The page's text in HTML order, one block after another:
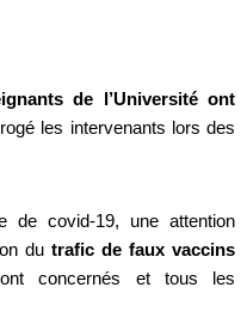
de l’Université ont
les intervenants lors des
de covid-19, une attention
du trafic de faux vaccins
concernés et tous les